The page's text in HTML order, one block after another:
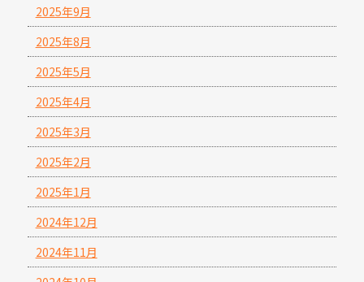
2025年9月
2025年8月
2025年5月
2025年4月
2025年3月
2025年2月
2025年1月
2024年12月
2024年11月